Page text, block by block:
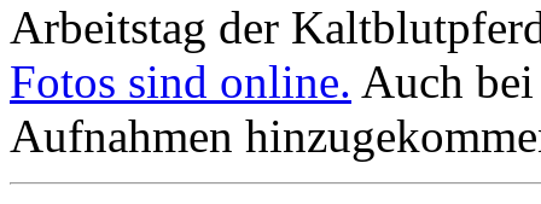
Arbeitstag der
Fotos sind online. Auch
Aufnahmen